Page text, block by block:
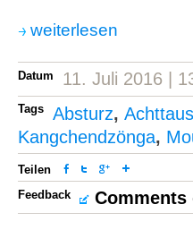
weiterlesen
Datum 11. Juli 2016 |
Tags Absturz,
Kangchendzönga,
Teilen
Feedback
Comments